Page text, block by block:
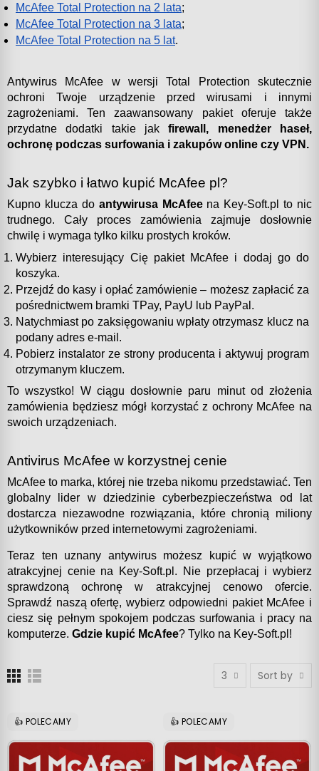
McAfee Total Protection na 2 lata;
McAfee Total Protection na 3 lata;
McAfee Total Protection na 5 lat.
Antywirus McAfee w wersji Total Protection skutecznie
ochroni Twoje urządzenie przed wirusami i innymi
zagrożeniami. Ten zaawansowany pakiet oferuje także
przydatne dodatki takie jak firewall, menedżer haseł,
ochronę podczas surfowania i zakupów online czy VPN.
Jak szybko i łatwo kupić McAfee pl?
Kupno klucza do antywirusa McAfee na Key-Soft.pl to nic
trudnego. Cały proces zamówienia zajmuje dosłownie
chwilę i wymaga tylko kilku prostych kroków.
Wybierz interesujący Cię pakiet McAfee i dodaj go do
koszyka.
Przejdź do kasy i opłać zamówienie – możesz zapłacić za
pośrednictwem bramki TPay, PayU lub PayPal.
Natychmiast po zaksięgowaniu wpłaty otrzymasz klucz na
podany adres e-mail.
Pobierz instalator ze strony producenta i aktywuj program
otrzymanym kluczem.
To wszystko! W ciągu dosłownie paru minut od złożenia
zamówienia będziesz mógł korzystać z ochrony McAfee na
swoich urządzeniach.
Antivirus McAfee w korzystnej cenie
McAfee to marka, której nie trzeba nikomu przedstawiać. Ten
globalny lider w dziedzinie cyberbezpieczeństwa od lat
dostarcza niezawodne rozwiązania, które chronią miliony
użytkowników przed internetowymi zagrożeniami.
Teraz ten uznany antywirus możesz kupić w wyjątkowo
atrakcyjnej cenie na Key-Soft.pl. Nie przepłacaj i wybierz
sprawdzoną ochronę w atrakcyjnej cenowo ofercie.
Sprawdź naszą ofertę, wybierz odpowiedni pakiet McAfee i
ciesz się pełnym spokojem podczas surfowania i pracy na
komputerze. Gdzie kupić McAfee? Tylko na Key-Soft.pl!
3 Sort by
👍 POLECAMY 👍 POLECAMY